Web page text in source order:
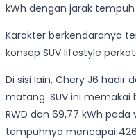
kWh dengan jarak
Karakter berkendaranya
konsep SUV lifestyle
Di sisi lain, Chery J6 hadir
matang. SUV ini memakai
RWD dan 69,77 kWh pada
tempuhnya mencapai